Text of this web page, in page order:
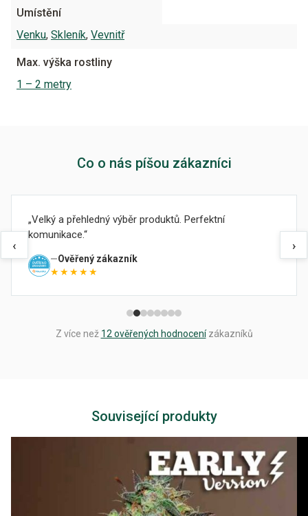
Umístění
Venku, Skleník, Vevnitř
Max. výška rostliny
1 – 2 metry
Co o nás píšou zákazníci
‹
Velký a přehledný výběr produktů. Perfektní
komunikace.
Ověřený zákazník
★★★★★
›
Z více než 12 ověřených hodnocenízákazníků
Související produkty